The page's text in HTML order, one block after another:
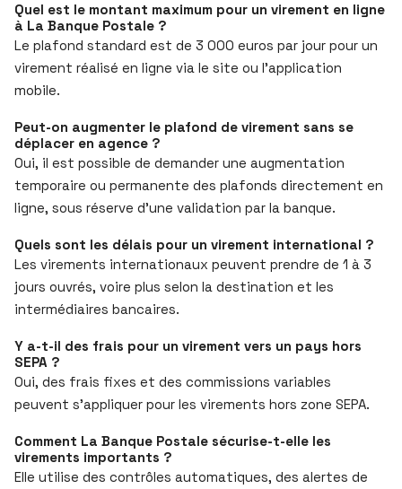
Quel est le montant maximum pour un virement en ligne
à La Banque Postale ?
Le plafond standard est de 3 000 euros par jour pour un
virement réalisé en ligne via le site ou l’application
mobile.
Peut-on augmenter le plafond de virement sans se
déplacer en agence ?
Oui, il est possible de demander une augmentation
temporaire ou permanente des plafonds directement en
ligne, sous réserve d’une validation par la banque.
Quels sont les délais pour un virement international ?
Les virements internationaux peuvent prendre de 1 à 3
jours ouvrés, voire plus selon la destination et les
intermédiaires bancaires.
Y a-t-il des frais pour un virement vers un pays hors
SEPA ?
Oui, des frais fixes et des commissions variables
peuvent s’appliquer pour les virements hors zone SEPA.
Comment La Banque Postale sécurise-t-elle les
virements importants ?
Elle utilise des contrôles automatiques, des alertes de